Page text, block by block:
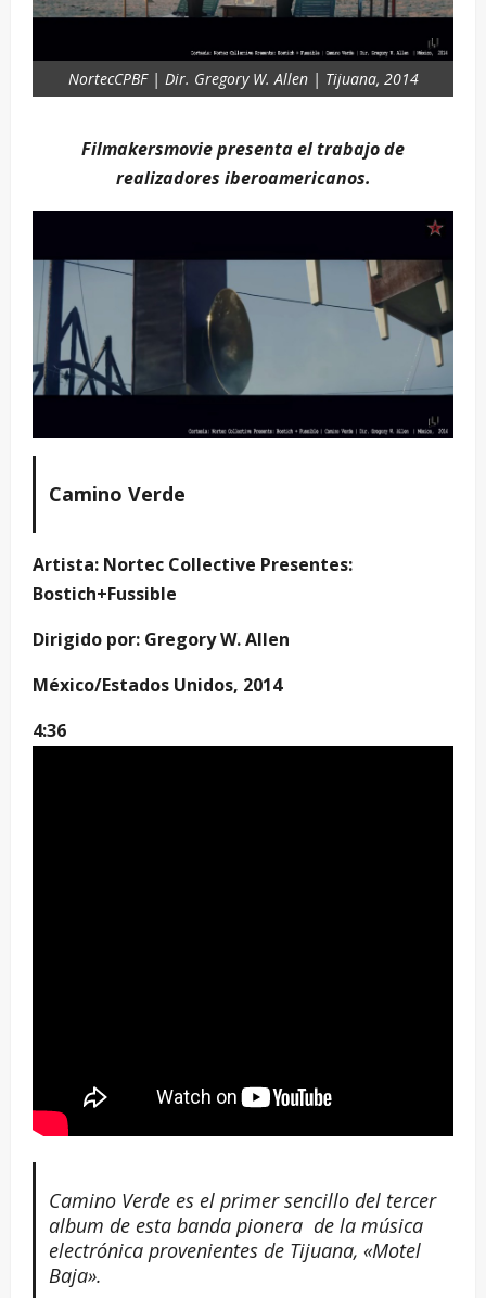
NortecCPBF | Dir. Gregory W. Allen | Tijuana, 2014
Filmakersmovie presenta el trabajo de
realizadores iberoamericanos.
Camino Verde
Artista: Nortec Collective Presentes:
Bostich+Fussible
Dirigido por: Gregory W. Allen
México/Estados Unidos, 2014
4:36
Camino Verde es el primer sencillo del tercer
album de esta banda pionera de la música
electrónica provenientes de Tijuana, «Motel
Baja».